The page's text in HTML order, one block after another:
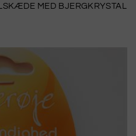
MED BJERGKRYSTAL